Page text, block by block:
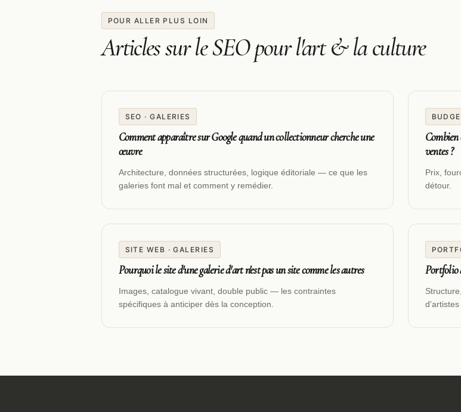
POUR ALLER PLUS LOIN
Articles sur le SEO pour l'art & la culture
SEO · GALERIES
Comment apparaître sur Google quand un collectionneur cherche une
œuvre
Architecture, données structurées, logique éditoriale — ce que les
galeries font mal et comment y remédier.
ventes ?
Prix,
détour.
SITE WEB · GALERIES
Pourquoi le site d'une galerie d'art n'est pas un site comme les autres
Images, catalogue vivant, double public — les contraintes
spécifiques à anticiper dès la conception.
Portfolio